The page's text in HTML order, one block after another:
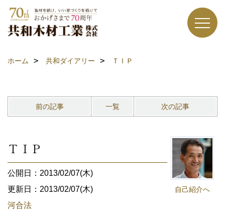
ホーム 共和ダイアリー ＴＩＰ
前の記事 一覧 次の記事
自己紹介へ
ＴＩＰ
公開日：2013/02/07(木)
更新日：2013/02/07(木)
河合法